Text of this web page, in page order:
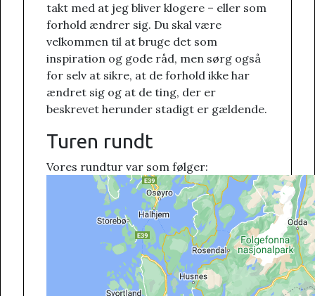
takt med at jeg bliver klogere – eller som
forhold ændrer sig. Du skal være
velkommen til at bruge det som
inspiration og gode råd, men sørg også
for selv at sikre, at de forhold ikke har
ændret sig og at de ting, der er
beskrevet herunder stadigt er gældende.
Turen rundt
Vores rundtur var som følger: